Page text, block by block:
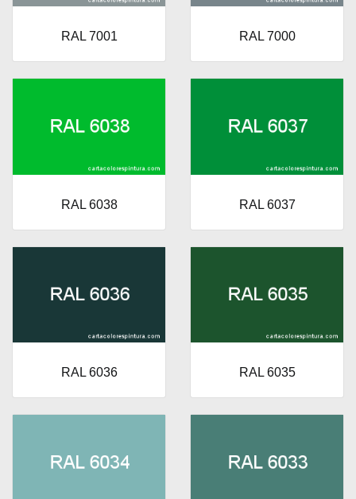
RAL 7001 RAL 7000
RAL 6038 RAL 6037
RAL 6036 RAL 6035